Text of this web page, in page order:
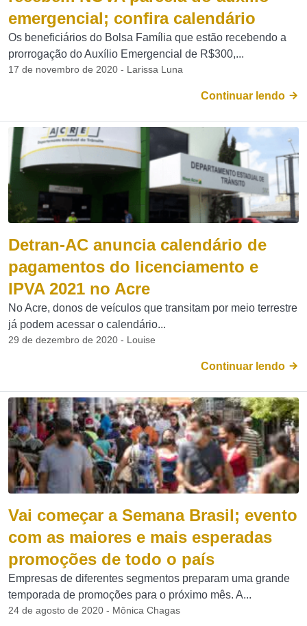
emergencial; confira calendário
Os beneficiários do Bolsa Família que estão recebendo a
prorrogação do Auxílio Emergencial de R$300,...
17 de novembro de 2020 - Larissa Luna
Continuar lendo
Detran-AC anuncia calendário de
pagamentos do licenciamento e
IPVA 2021 no Acre
No Acre, donos de veículos que transitam por meio terrestre
já podem acessar o calendário...
29 de dezembro de 2020 - Louise
Continuar lendo
Vai começar a Semana Brasil; evento
com as maiores e mais esperadas
promoções de todo o país
Empresas de diferentes segmentos preparam uma grande
temporada de promoções para o próximo mês. A...
24 de agosto de 2020 - Mônica Chagas